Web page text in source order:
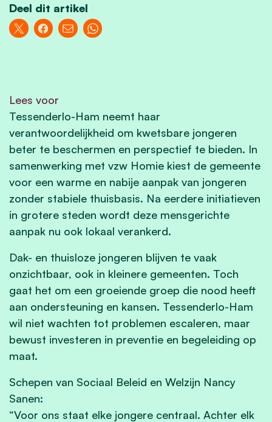
Deel dit artikel
Lees voor
Tessenderlo-Ham neemt haar
verantwoordelijkheid om kwetsbare jongeren
beter te beschermen en perspectief te bieden. In
samenwerking met vzw Homie kiest de gemeente
voor een warme en nabije aanpak van jongeren
zonder stabiele thuisbasis. Na eerdere initiatieven
in grotere steden wordt deze mensgerichte
aanpak nu ook lokaal verankerd.
Dak- en thuisloze jongeren blijven te vaak
onzichtbaar, ook in kleinere gemeenten. Toch
gaat het om een groeiende groep die nood heeft
aan ondersteuning en kansen. Tessenderlo-Ham
wil niet wachten tot problemen escaleren, maar
bewust investeren in preventie en begeleiding op
maat.
Schepen van Sociaal Beleid en Welzijn Nancy
Sanen:
“Voor ons staat elke jongere centraal. Achter elk